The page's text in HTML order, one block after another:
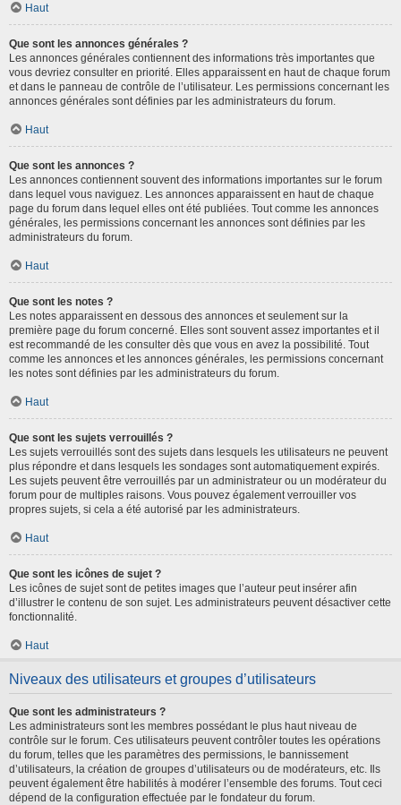
Haut
Que sont les annonces générales ?
Les annonces générales contiennent des informations très importantes que
vous devriez consulter en priorité. Elles apparaissent en haut de chaque forum
et dans le panneau de contrôle de l’utilisateur. Les permissions concernant les
annonces générales sont définies par les administrateurs du forum.
Haut
Que sont les annonces ?
Les annonces contiennent souvent des informations importantes sur le forum
dans lequel vous naviguez. Les annonces apparaissent en haut de chaque
page du forum dans lequel elles ont été publiées. Tout comme les annonces
générales, les permissions concernant les annonces sont définies par les
administrateurs du forum.
Haut
Que sont les notes ?
Les notes apparaissent en dessous des annonces et seulement sur la
première page du forum concerné. Elles sont souvent assez importantes et il
est recommandé de les consulter dès que vous en avez la possibilité. Tout
comme les annonces et les annonces générales, les permissions concernant
les notes sont définies par les administrateurs du forum.
Haut
Que sont les sujets verrouillés ?
Les sujets verrouillés sont des sujets dans lesquels les utilisateurs ne peuvent
plus répondre et dans lesquels les sondages sont automatiquement expirés.
Les sujets peuvent être verrouillés par un administrateur ou un modérateur du
forum pour de multiples raisons. Vous pouvez également verrouiller vos
propres sujets, si cela a été autorisé par les administrateurs.
Haut
Que sont les icônes de sujet ?
Les icônes de sujet sont de petites images que l’auteur peut insérer afin
d’illustrer le contenu de son sujet. Les administrateurs peuvent désactiver cette
fonctionnalité.
Haut
Niveaux des utilisateurs et groupes d’utilisateurs
Que sont les administrateurs ?
Les administrateurs sont les membres possédant le plus haut niveau de
contrôle sur le forum. Ces utilisateurs peuvent contrôler toutes les opérations
du forum, telles que les paramètres des permissions, le bannissement
d’utilisateurs, la création de groupes d’utilisateurs ou de modérateurs, etc. Ils
peuvent également être habilités à modérer l’ensemble des forums. Tout ceci
dépend de la configuration effectuée par le fondateur du forum.